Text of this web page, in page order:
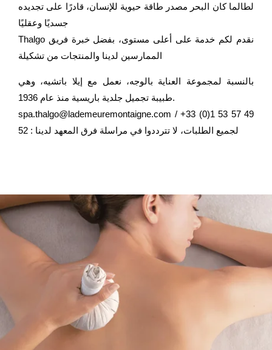
لطالما كان البحر مصدر طاقة حيوية للإنسان، قادرًا على تجديده
جسديًا وعقليًا
Thalgo نقدم لكم خدمة على أعلى مستوى، بفضل خبرة فريق
الممارسين لدينا والمنتجات من تشكيلة
بالنسبة لمجموعة العناية بالوجه، نعمل مع إيلا باتشيه، وهي
طبيبة تجميل جلدية باريسية منذ عام 1936.
spa.thalgo@lademeuremontaigne.com / +33 (0)1 53 57 49
52 : لجميع الطلبات، لا تترددوا في مراسلة فرق المعهد لدينا